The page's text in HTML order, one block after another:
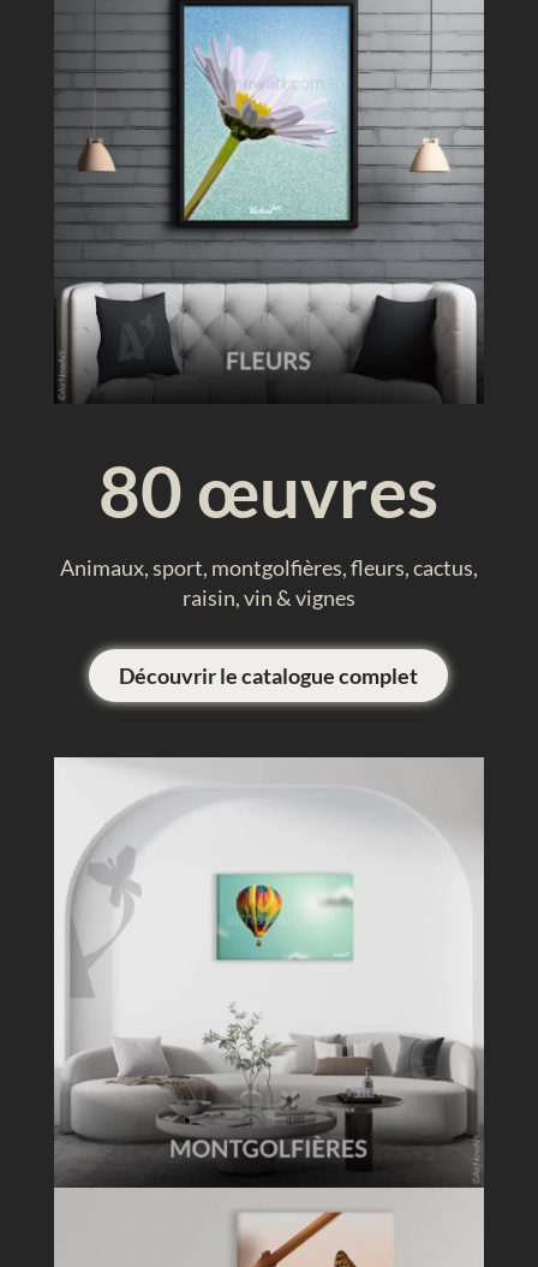
80 œuvres
Animaux, sport, montgolfières, fleurs, cactus,
raisin, vin & vignes
Découvrir le catalogue complet